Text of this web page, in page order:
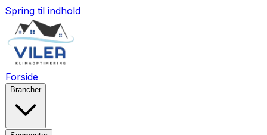
Spring til indhold
Forside
Brancher